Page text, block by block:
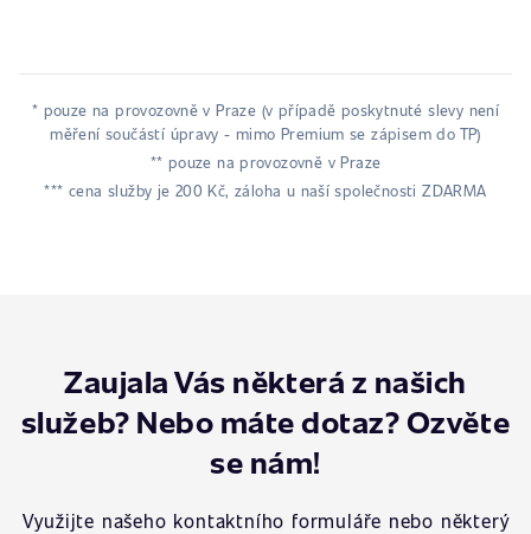
* pouze na provozovně v Praze (v případě poskytnuté slevy není
měření součástí úpravy - mimo Premium se zápisem do TP)
** pouze na provozovně v Praze
*** cena služby je 200 Kč, záloha u naší společnosti ZDARMA
Zaujala Vás některá z našich
služeb? Nebo máte dotaz? Ozvěte
se nám!
Využijte našeho kontaktního formuláře nebo některý